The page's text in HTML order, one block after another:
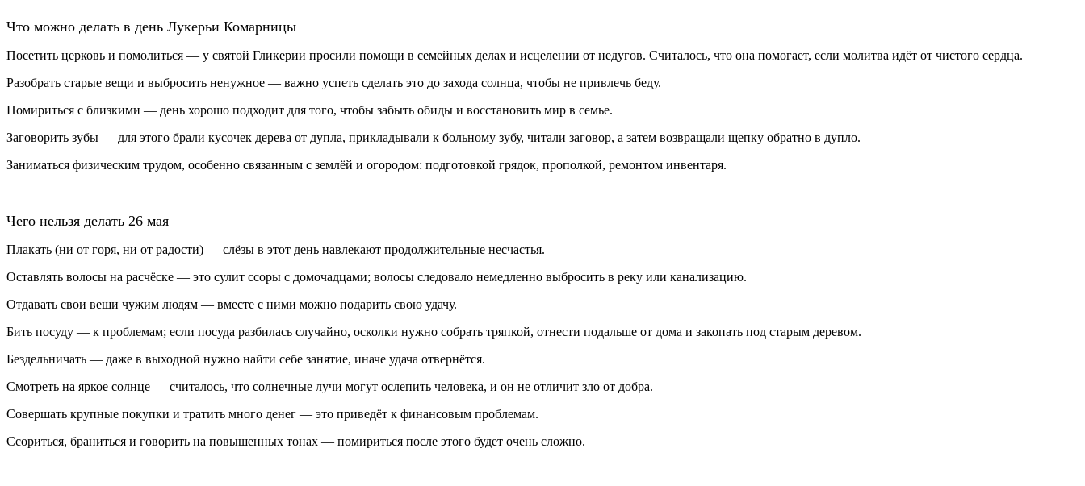
Что можно делать в день Лукерьи Комарницы
Посетить церковь и помолиться — у святой Гликерии просили помощи в семейных делах и исцелении от недугов. Считалось, что она помогает, если молитва идёт от чистого сердца.
Разобрать старые вещи и выбросить ненужное — важно успеть сделать это до захода солнца, чтобы не привлечь беду.
Помириться с близкими — день хорошо подходит для того, чтобы забыть обиды и восстановить мир в семье.
Заговорить зубы — для этого брали кусочек дерева от дупла, прикладывали к больному зубу, читали заговор, а затем возвращали щепку обратно в дупло.
Заниматься физическим трудом, особенно связанным с землёй и огородом: подготовкой грядок, прополкой, ремонтом инвентаря.
Чего нельзя делать 26 мая
Плакать (ни от горя, ни от радости) — слёзы в этот день навлекают продолжительные несчастья.
Оставлять волосы на расчёске — это сулит ссоры с домочадцами; волосы следовало немедленно выбросить в реку или канализацию.
Отдавать свои вещи чужим людям — вместе с ними можно подарить свою удачу.
Бить посуду — к проблемам; если посуда разбилась случайно, осколки нужно собрать тряпкой, отнести подальше от дома и закопать под старым деревом.
Бездельничать — даже в выходной нужно найти себе занятие, иначе удача отвернётся.
Смотреть на яркое солнце — считалось, что солнечные лучи могут ослепить человека, и он не отличит зло от добра.
Совершать крупные покупки и тратить много денег — это приведёт к финансовым проблемам.
Ссориться, браниться и говорить на повышенных тонах — помириться после этого будет очень сложно.